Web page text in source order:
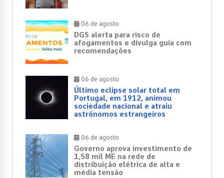
06 de agosto
DGS alerta para risco de
afogamentos e divulga guia com
recomendações
06 de agosto
Último eclipse solar total em
Portugal, em 1912, animou
sociedade nacional e atraiu
astrónomos estrangeiros
06 de agosto
Governo aprova investimento de
1,58 mil ME na rede de
distribuição elétrica de alta e
média tensão